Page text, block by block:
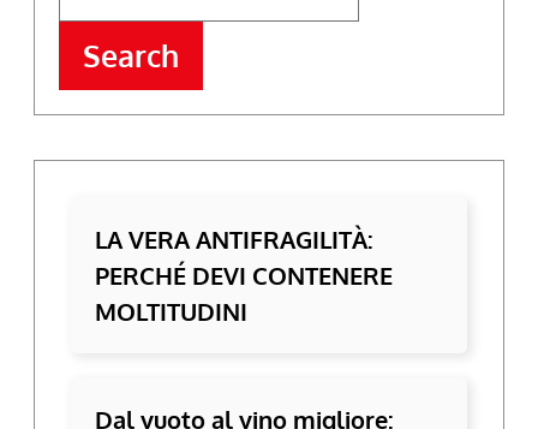
Search
LA VERA ANTIFRAGILITÀ:
PERCHÉ DEVI CONTENERE
MOLTITUDINI
Dal vuoto al vino migliore: